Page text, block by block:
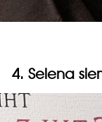
4. Selena